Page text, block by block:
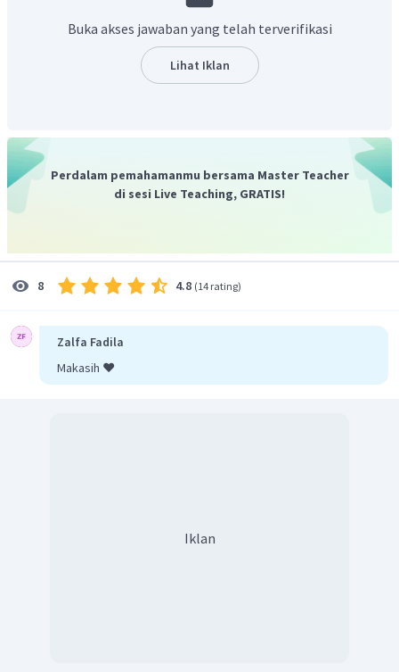
fruktosa.
Dengan demikian, yang termasuk monosakarida adalah
monosakarida adalah nomor 1), 2) dan 3).
Buka akses jawaban yang telah terverifikasi
Lihat Iklan
Perdalam pemahamanmu bersama Master Teacher
di sesi Live Teaching, GRATIS!
8 4.8 (14 rating)
Zalfa Fadila
Makasih ❤️
Iklan